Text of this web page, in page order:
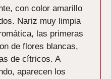
con color amarillo
Nariz muy limpia
las primeras
de flores blancas,
de cítricos. A
aparecen los